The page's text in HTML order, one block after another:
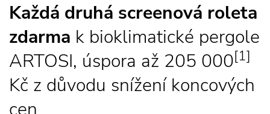
Každá druhá screenová roleta
zdarma k bioklimatické pergole
ARTOSI, úspora až 205 000[1]
Kč z důvodu snížení koncových